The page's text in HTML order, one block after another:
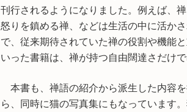
刊行されるようになりました。例えば、禅
怒りを鎮める禅、などは生活の中に活か
で、従来期待されていた禅の役割や機能
いった書籍は、禅が持つ自由闊達さだけ
本書も、禅語の紹介から派生した内容
ら、同時に猫の写真集にもなっています